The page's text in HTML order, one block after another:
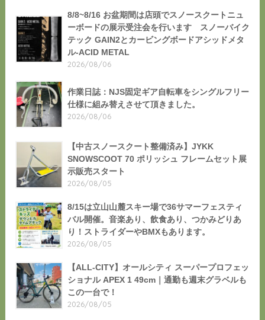
8/8~8/16 お盆期間は店頭でスノースクートニュ
ーボードの展示受注会を行います スノーバイク
テック GAIN2とカービングボードアシッドメタ
ル-ACID METAL
2026/08/06
作業日誌：NJS固定ギア自転車をシングルフリー
仕様に組み替えさせて頂きました。
2026/08/06
【中古スノースクート整備済み】JYKK
SNOWSCOOT 70 ポリッシュ フレームセット展
示販売スタート
2026/08/05
8/15は立山山麓スキー場で36サマーフェスティ
バル開催。音楽あり、飲食あり、つかみどりあ
り！ストライダーやBMXもあります。
2026/08/05
【ALL-CITY】オールシティ スーパープロフェッ
ショナル APEX 1 49cm｜通勤も週末グラベルも
この一台で！
2026/08/05